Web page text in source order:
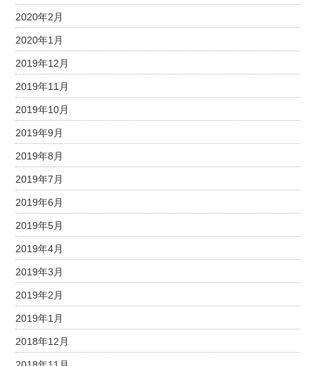
2020年2月
2020年1月
2019年12月
2019年11月
2019年10月
2019年9月
2019年8月
2019年7月
2019年6月
2019年5月
2019年4月
2019年3月
2019年2月
2019年1月
2018年12月